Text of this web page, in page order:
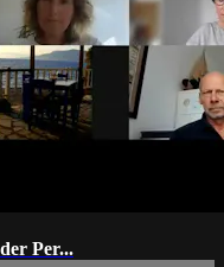
Per...